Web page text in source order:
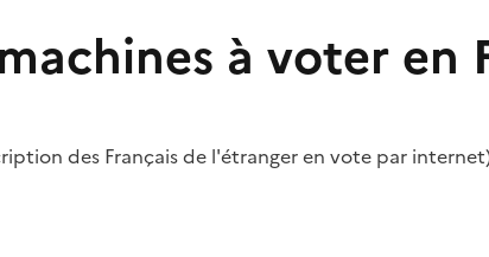
à voter en
des Français de l'étranger en vote par